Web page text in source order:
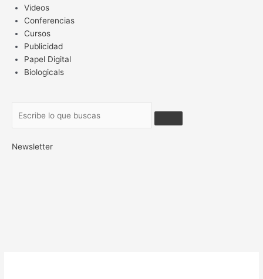
Videos
Conferencias
Cursos
Publicidad
Papel Digital
Biologicals
Newsletter